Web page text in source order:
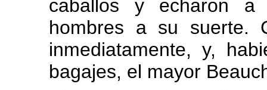
caballos y echaron a
hombres a su suerte.
inmediatamente, y,
bagajes, el mayor